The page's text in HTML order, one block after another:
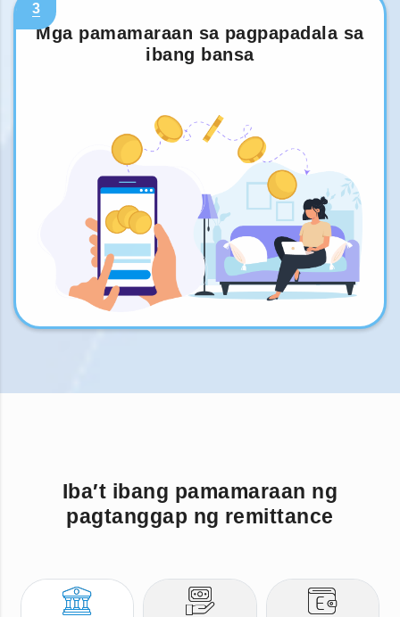
3
Mga pamamaraan sa pagpapadala sa
ibang bansa
Iba′t ibang pamamaraan ng
pagtanggap ng remittance